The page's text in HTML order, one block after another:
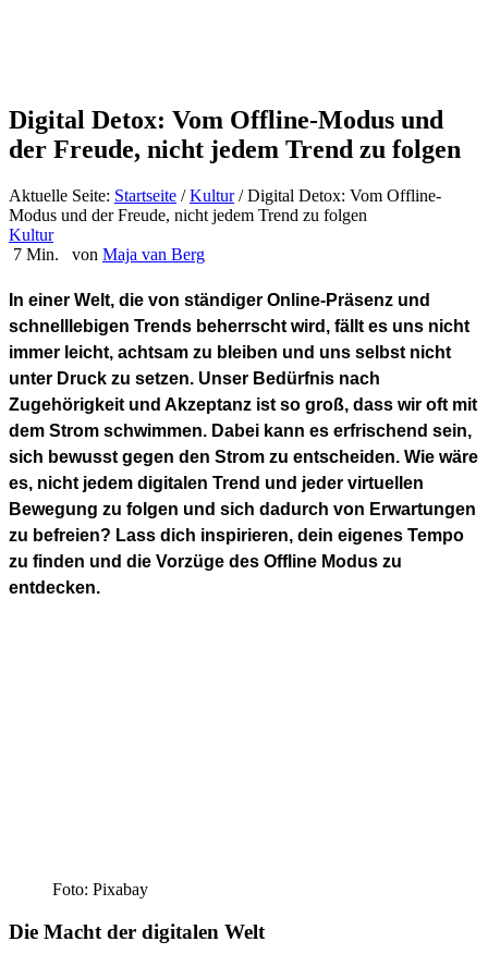
Digital Detox: Vom Offline-Modus und
der Freude, nicht jedem Trend zu folgen
Aktuelle Seite: Startseite / Kultur /Digital Detox: Vom Offline-
Modus und der Freude, nicht jedem Trend zu folgen
Kultur
7 Min.
von Maja van Berg
In einer Welt, die von ständiger Online-Präsenz und
schnelllebigen Trends beherrscht wird, fällt es uns nicht
immer leicht, achtsam zu bleiben und uns selbst nicht
unter Druck zu setzen. Unser Bedürfnis nach
Zugehörigkeit und Akzeptanz ist so groß, dass wir oft mit
dem Strom schwimmen. Dabei kann es erfrischend sein,
sich bewusst gegen den Strom zu entscheiden. Wie wäre
es, nicht jedem digitalen Trend und jeder virtuellen
Bewegung zu folgen und sich dadurch von Erwartungen
zu befreien? Lass dich inspirieren, dein eigenes Tempo
zu finden und die Vorzüge des Offline Modus zu
entdecken.
Foto: Pixabay
Die Macht der digitalen Welt